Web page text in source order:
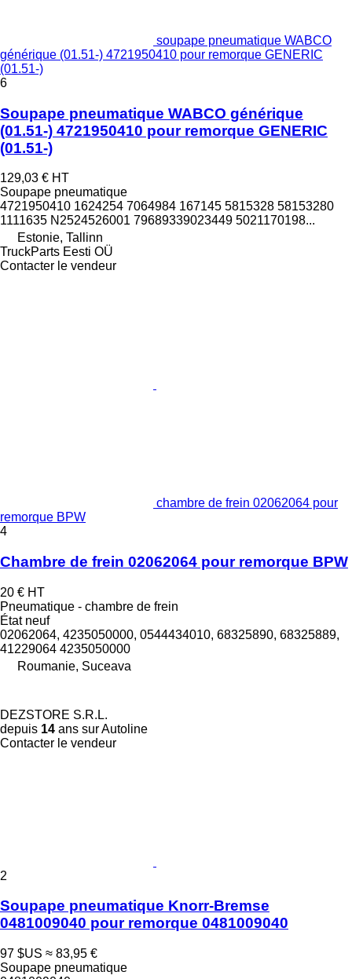
soupape pneumatique WABCO
générique (01.51-) 4721950410 pour remorque GENERIC
(01.51-)
6
Soupape pneumatique WABCO générique
(01.51-) 4721950410 pour remorque GENERIC
(01.51-)
129,03 € HT
Soupape pneumatique
4721950410 1624254 7064984 167145 5815328 58153280
1111635 N2524526001 79689339023449 5021170198...
Estonie, Tallinn
TruckParts Eesti OÜ
Contacter le vendeur
chambre de frein 02062064 pour
remorque BPW
4
Chambre de frein 02062064 pour remorque BPW
20 € HT
Pneumatique - chambre de frein
Étatneuf
02062064, 4235050000, 0544434010, 68325890, 68325889,
41229064 4235050000
Roumanie, Suceava
DEZSTORE S.R.L.
depuis 14 ans sur Autoline
Contacter le vendeur
2
Soupape pneumatique Knorr-Bremse
0481009040 pour remorque 0481009040
97 $US ≈ 83,95 €
Soupape pneumatique